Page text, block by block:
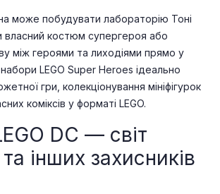
може побудувати лабораторію Тоні
власний костюм супергероя або
між героями та лиходіями прямо у
LEGO Super Heroes ідеально
гри, колекціонування мініфігурок
коміксів у форматі LEGO.
DC — світ
інших захисників